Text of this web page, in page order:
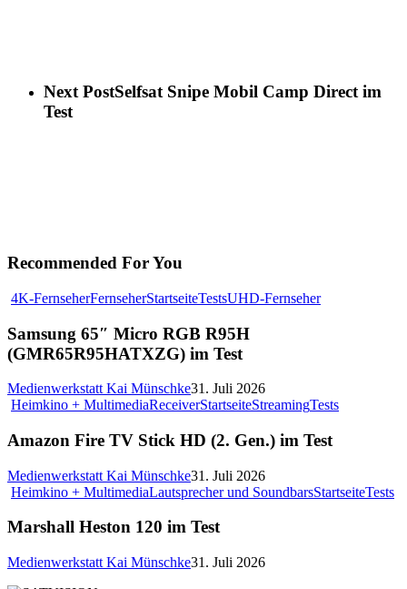
Next PostSelfsat Snipe Mobil Camp Direct im
Test
Recommended For You
4K-FernseherFernseherStartseiteTestsUHD-Fernseher
Samsung 65″ Micro RGB R95H
(GMR65R95HATXZG) im Test
Medienwerkstatt Kai Münschke31. Juli 2026
Heimkino + MultimediaReceiverStartseiteStreamingTests
Amazon Fire TV Stick HD (2. Gen.) im Test
Medienwerkstatt Kai Münschke31. Juli 2026
Heimkino + MultimediaLautsprecher und SoundbarsStartseiteTests
Marshall Heston 120 im Test
Medienwerkstatt Kai Münschke31. Juli 2026